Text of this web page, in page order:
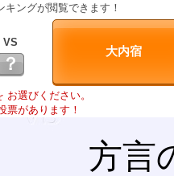
ングが閲覧できます！
VS
？
お選びください。
票があります！
方言